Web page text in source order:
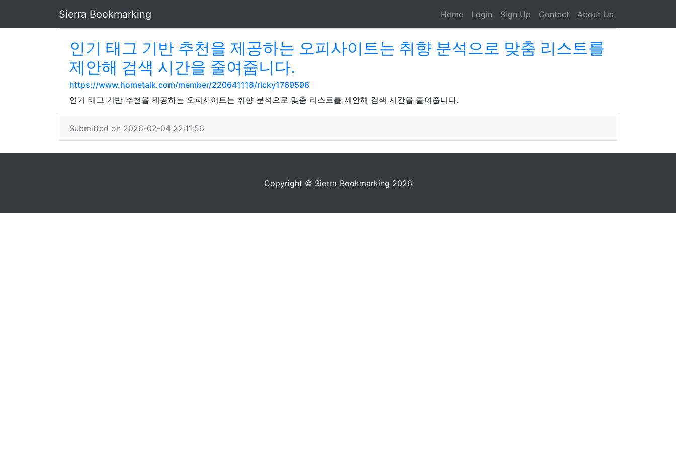
Sierra Bookmarking Home Login Sign Up Contact About Us
인기 태그 기반 추천을 제공하는 오피사이트는 취향 분석으로 맞춤 리스트를
제안해 검색 시간을 줄여줍니다.
https://www.hometalk.com/member/220641118/ricky1769598
인기 태그 기반 추천을 제공하는 오피사이트는 취향 분석으로 맞춤 리스트를 제안해 검색 시간을 줄여줍니다.
Submitted on 2026-02-04 22:11:56
Copyright © Sierra Bookmarking 2026